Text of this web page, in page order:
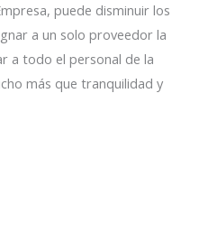
puede disminuir los
a un solo proveedor la
a todo el personal de la
más que tranquilidad y